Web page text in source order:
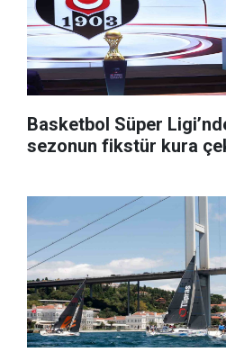
Basketbol Süper
sezonun fikstür kura